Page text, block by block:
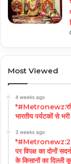
Most Viewed
4 weeks ago
भारतीय पर्यटकों से
3 weeks ago
*#Metronewz:22/
पर विपक्ष का दोनों
के किसानों का दिल्ली